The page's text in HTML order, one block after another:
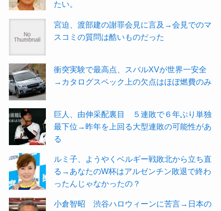
たい。
宮迫、渡部建の謝罪会見に言及→会見でのマ
スコミの質問は酷いものだった
衝突実験で最高点、スバルXVが世界一安全
→カタログスペック上の欠点はほぼ燃費のみ
巨人、由伸采配裏目 ５連敗で６年ぶり単独
最下位→昨年を上回る大型連敗の可能性があ
る
ルミ子、ようやくベルギー戦敗北から立ち直
る→あなたのW杯はアルゼンチン敗退で終わ
ったんじゃなかったの？
小倉智昭 渋谷ハロウィーンに苦言→日本の